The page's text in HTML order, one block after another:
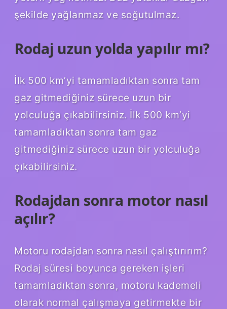
şekilde yağlanmaz ve soğutulmaz.
Rodaj uzun yolda yapılır mı?
İlk 500 km’yi tamamladıktan sonra tam
gaz gitmediğiniz sürece uzun bir
yolculuğa çıkabilirsiniz. İlk 500 km’yi
tamamladıktan sonra tam gaz
gitmediğiniz sürece uzun bir yolculuğa
çıkabilirsiniz.
Rodajdan sonra motor nasıl
açılır?
Motoru rodajdan sonra nasıl çalıştırırım?
Rodaj süresi boyunca gereken işleri
tamamladıktan sonra, motoru kademeli
olarak normal çalışmaya getirmekte bir